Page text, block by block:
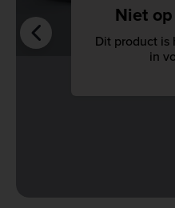
Niet
Dit product is
in